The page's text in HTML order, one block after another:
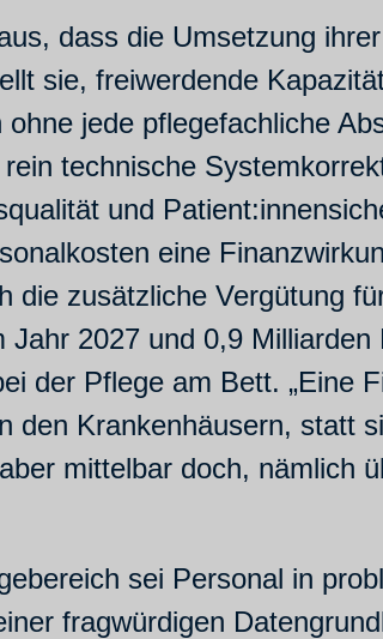
dass die Umsetzung
sie, freiwerdende
jede pflegefachliche
technische
und
eine
zusätzliche Vergütung
2027 und 0,9
der Pflege am Bett. „Eine
Krankenhäusern, statt
mittelbar doch, nämlich
sei Personal in
fragwürdigen